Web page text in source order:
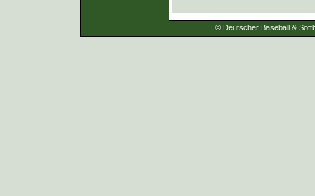
| © Deutscher Baseball &